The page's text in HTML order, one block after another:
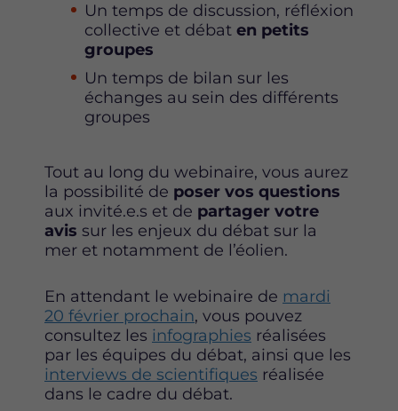
Un temps de discussion, réfléxion
collective et débat en petits
groupes
Un temps de bilan sur les
échanges au sein des différents
groupes
Tout au long du webinaire, vous aurez
la possibilité de poser vos questions
aux invité.e.s et de partager votre
avis sur les enjeux du débat sur la
mer et notamment de l’éolien.
En attendant le webinaire de mardi
20 février prochain, vous pouvez
consultez les infographies réalisées
par les équipes du débat, ainsi que les
interviews de scientifiques réalisée
dans le cadre du débat.